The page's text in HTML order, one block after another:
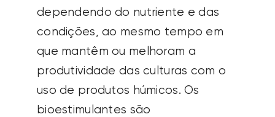
dependendo do nutriente e das
condições, ao mesmo tempo em
que mantêm ou melhoram a
produtividade das culturas com o
uso de produtos húmicos. Os
bioestimulantes são